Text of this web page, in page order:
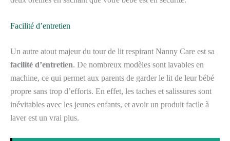
Facilité d’entretien
Un autre atout majeur du tour de lit respirant Nanny Care est sa
facilité d’entretien. De nombreux modèles sont lavables en
machine, ce qui permet aux parents de garder le lit de leur bébé
propre sans trop d’efforts. En effet, les taches et salissures sont
inévitables avec les jeunes enfants, et avoir un produit facile à
laver est un vrai plus.